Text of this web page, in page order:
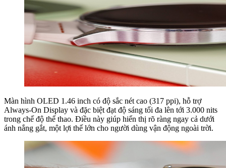
Màn hình OLED 1.46 inch có độ sắc nét cao (317 ppi), hỗ trợ
Always-On Display và đặc biệt đạt độ sáng tối đa lên tới 3.000 nits
trong chế độ thể thao. Điều này giúp hiển thị rõ ràng ngay cả dưới
ánh nắng gắt, một lợi thế lớn cho người dùng vận động ngoài trời.